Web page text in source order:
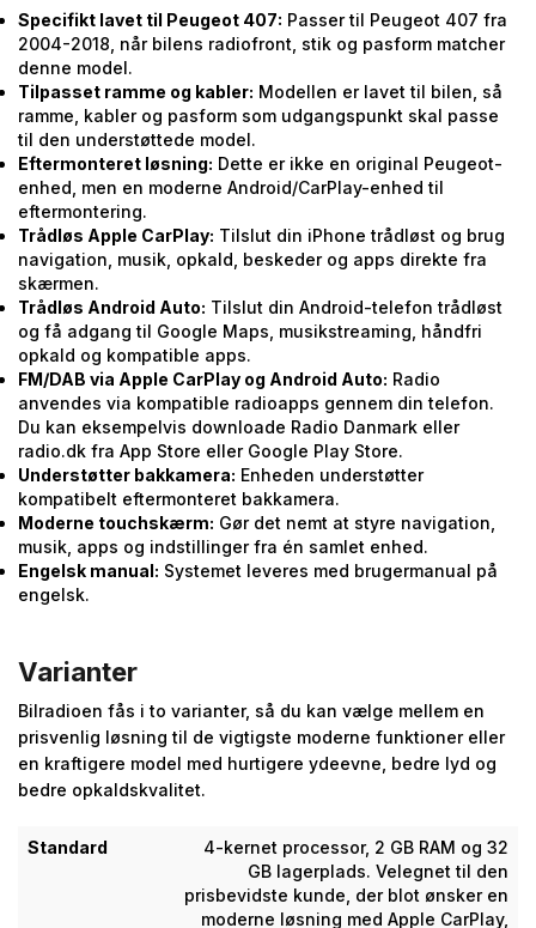
Specifikt lavet til Peugeot 407: Passer til Peugeot 407 fra
2004-2018, når bilens radiofront, stik og pasform matcher
denne model.
Tilpasset ramme og kabler: Modellen er lavet til bilen, så
ramme, kabler og pasform som udgangspunkt skal passe
til den understøttede model.
Eftermonteret løsning: Dette er ikke en original Peugeot-
enhed, men en moderne Android/CarPlay-enhed til
eftermontering.
Trådløs Apple CarPlay: Tilslut din iPhone trådløst og brug
navigation, musik, opkald, beskeder og apps direkte fra
skærmen.
Trådløs Android Auto: Tilslut din Android-telefon trådløst
og få adgang til Google Maps, musikstreaming, håndfri
opkald og kompatible apps.
FM/DAB via Apple CarPlay og Android Auto: Radio
anvendes via kompatible radioapps gennem din telefon.
Du kan eksempelvis downloade Radio Danmark eller
radio.dk fra App Store eller Google Play Store.
Understøtter bakkamera: Enheden understøtter
kompatibelt eftermonteret bakkamera.
Moderne touchskærm: Gør det nemt at styre navigation,
musik, apps og indstillinger fra én samlet enhed.
Engelsk manual: Systemet leveres med brugermanual på
engelsk.
Varianter
Bilradioen fås i to varianter, så du kan vælge mellem en
prisvenlig løsning til de vigtigste moderne funktioner eller
en kraftigere model med hurtigere ydeevne, bedre lyd og
bedre opkaldskvalitet.
Standard
4-kernet processor, 2 GB RAM og 32
GB lagerplads. Velegnet til den
prisbevidste kunde, der blot ønsker en
moderne løsning med Apple CarPlay,